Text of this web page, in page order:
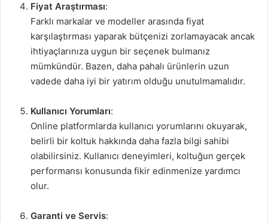
Fiyat Araştırması:
Farklı markalar ve modeller arasında fiyat
karşılaştırması yaparak bütçenizi zorlamayacak ancak
ihtiyaçlarınıza uygun bir seçenek bulmanız
mümkündür. Bazen, daha pahalı ürünlerin uzun
vadede daha iyi bir yatırım olduğu unutulmamalıdır.
Kullanıcı Yorumları:
Online platformlarda kullanıcı yorumlarını okuyarak,
belirli bir koltuk hakkında daha fazla bilgi sahibi
olabilirsiniz. Kullanıcı deneyimleri, koltuğun gerçek
performansı konusunda fikir edinmenize yardımcı
olur.
Garanti ve Servis: